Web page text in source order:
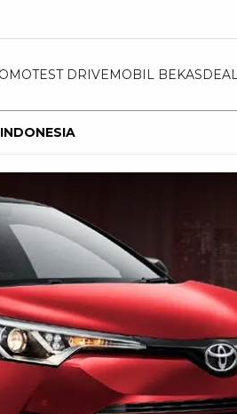
TEST DRIVEMOBIL BEKAS